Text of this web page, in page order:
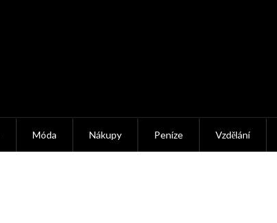
Móda Nákupy Peníze Vzdělání